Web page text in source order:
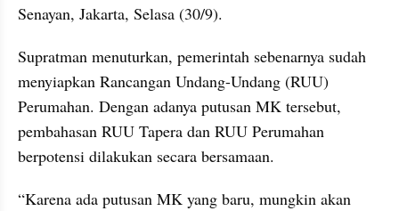
Senayan, Jakarta, Selasa (30/9).
Supratman menuturkan, pemerintah sebenarnya sudah
menyiapkan Rancangan Undang-Undang (RUU)
Perumahan. Dengan adanya putusan MK tersebut,
pembahasan RUU Tapera dan RUU Perumahan
berpotensi dilakukan secara bersamaan.
“Karena ada putusan MK yang baru, mungkin akan